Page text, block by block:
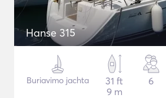
Hanse 315
Buriavimo jachta
31 ft
9 m
6